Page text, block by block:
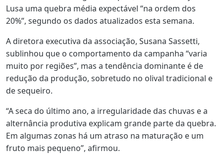
Lusa uma quebra média expectável “na ordem dos
20%”, segundo os dados atualizados esta semana.
A diretora executiva da associação, Susana Sassetti,
sublinhou que o comportamento da campanha “varia
muito por regiões”, mas a tendência dominante é de
redução da produção, sobretudo no olival tradicional e
de sequeiro.
“A seca do último ano, a irregularidade das chuvas e a
alternância produtiva explicam grande parte da quebra.
Em algumas zonas há um atraso na maturação e um
fruto mais pequeno”, afirmou.